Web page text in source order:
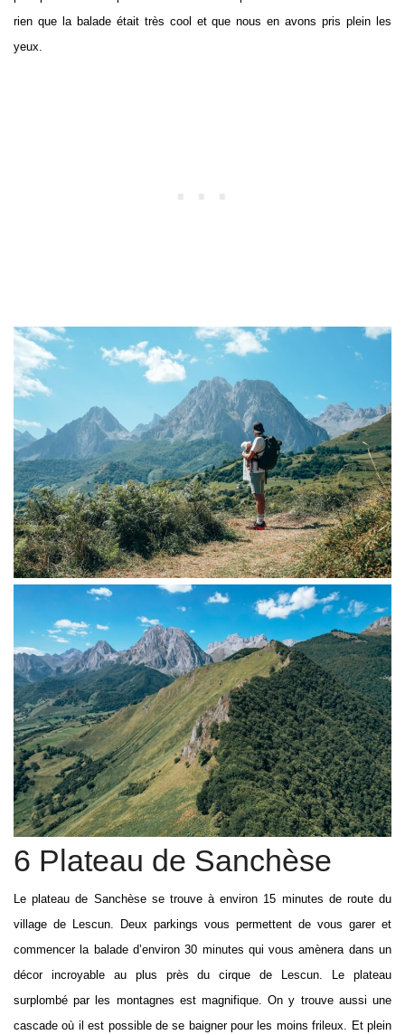
rien que la balade était très cool et que nous en avons pris plein les
yeux.
6 Plateau de Sanchèse
Le plateau de Sanchèse se trouve à environ 15 minutes de route du
village de Lescun. Deux parkings vous permettent de vous garer et
commencer la balade d’environ 30 minutes qui vous amènera dans un
décor incroyable au plus près du cirque de Lescun. Le plateau
surplombé par les montagnes est magnifique. On y trouve aussi une
cascade où il est possible de se baigner pour les moins frileux. Et plein